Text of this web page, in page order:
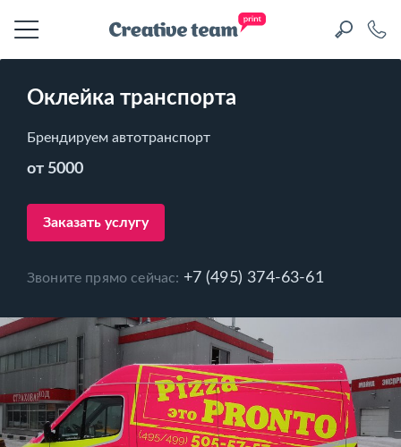
Оклейка транспорта
Брендируем автотранспорт
от 5000
Заказать услугу
Звоните прямо сейчас: +7 (495) 374-63-61